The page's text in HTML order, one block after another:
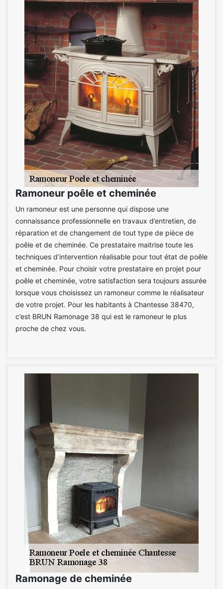
Ramoneur poêle et cheminée
Un ramoneur est une personne qui dispose une
connaissance professionnelle en travaux d’entretien, de
réparation et de changement de tout type de pièce de
poêle et de cheminée. Ce prestataire maitrise toute les
techniques d’intervention réalisable pour tout état de poêle
et cheminée. Pour choisir votre prestataire en projet pour
poêle et cheminée, votre satisfaction sera toujours assurée
lorsque vous choisissez un ramoneur comme le réalisateur
de votre projet. Pour les habitants à Chantesse 38470,
c’est BRUN Ramonage 38 qui est le ramoneur le plus
proche de chez vous.
Ramonage de cheminée